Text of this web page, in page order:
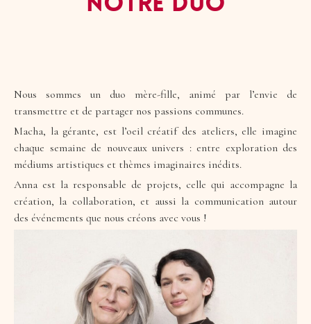
NOTRE DUO
Nous sommes un duo mère-fille, animé par l’envie de
transmettre et de partager nos passions communes.
Macha, la gérante, est l’oeil créatif des ateliers, elle imagine
chaque semaine de nouveaux univers : entre exploration des
médiums artistiques et thèmes imaginaires inédits.
Anna est la responsable de projets, celle qui accompagne la
création, la collaboration, et aussi la communication autour
des événements que nous créons avec vous !